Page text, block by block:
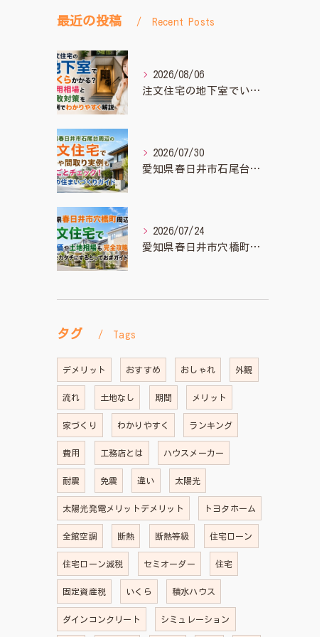
最近の投稿 Recent Posts
2026/08/06
注文住宅の地下室でいくらかかる？費用相場と失敗対策を実例でわかりやすく解説
2026/07/30
愛知県春日井市石尾台周辺の注文住宅で相場や間取り実例もまるごとチェック！理想の住まいづくりガイド
2026/07/24
愛知県春日井市穴橋町周辺の注文住宅で坪単価や土地相場も完全攻略！理想をカタチにするとっておきガイド
タグ Tags
デメリット おすすめ おしゃれ 外観
流れ 土地なし 期間 メリット
家づくり わかりやすく ランキング
費用 工務店とは ハウスメーカー
耐震 免震 違い 太陽光
太陽光発電メリットデメリット トヨタホーム
全館空調 断熱 断熱等級 住宅ローン
住宅ローン減税 セミオーダー 住宅
固定資産税 いくら 積水ハウス
ダインコンクリート シミュレーション